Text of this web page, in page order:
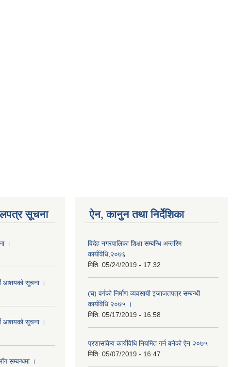
सूचना
।
आशयको सूचना ।
आशयको सूचना ।
सम्बन्धमा ।
ऐन, कानुन तथा निर्देशिका
विदेह नगरपालिका शिक्षा सम्बन्धि अन्तरिम
कार्यविधि,२०७६
मिति: 05/24/2019 - 17:32
(घ) वर्गको निर्माण व्यवसायी इजाजतपत्र सम्बन्धी
कार्यविधि २०७५ ।
मिति: 05/17/2019 - 16:58
प्रशासकिय कार्यविधि नियमित गर्न बनेको ऐन २०७५
मिति: 05/07/2019 - 16:47